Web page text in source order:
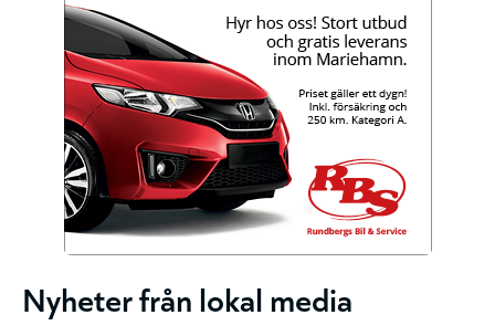
Nyheter från lokal media